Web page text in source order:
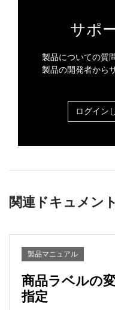
サポ
製品についての質
製品の開発者から
ログイン
関連ドキュメント
製品マニュアル
商品ラベルの
指定